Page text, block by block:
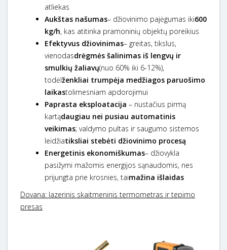
atliekas
Aukštas našumas– džiovinimo pajėgumas iki600
kg/h, kas atitinka pramoninių objektų poreikius
Efektyvus džiovinimas– greitas, tikslus,
vienodasdrėgmės šalinimas iš lengvų ir
smulkių žaliavų(nuo 60% iki 6-12%),
todėlženkliai trumpėja medžiagos paruošimo
laikastolimesniam apdorojimui
Paprasta eksploatacija – nustačius pirmą
kartądaugiau nei pusiau automatinis
veikimas; valdymo pultas ir saugumo sistemos
leidžiatiksliai stebėti džiovinimo procesą
Energetinis ekonomiškumas– džiovykla
pasižymi mažomis energijos sąnaudomis, nes
prijungta prie krosnies, taimažina išlaidas
Dovana: lazerinis skaitmeninis termometras ir tepimo
presas